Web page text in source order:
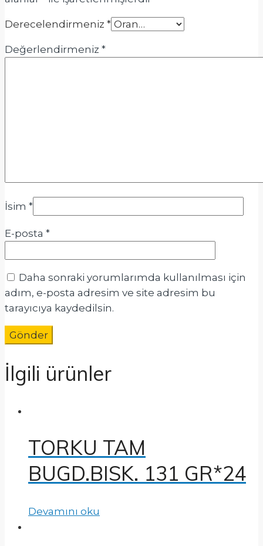
Derecelendirmeniz *
Değerlendirmeniz *
İsim *
E-posta *
Daha sonraki yorumlarımda kullanılması için
adım, e-posta adresim ve site adresim bu
tarayıcıya kaydedilsin.
İlgili ürünler
TORKU TAM
BUGD.BISK. 131 GR*24
Devamını oku